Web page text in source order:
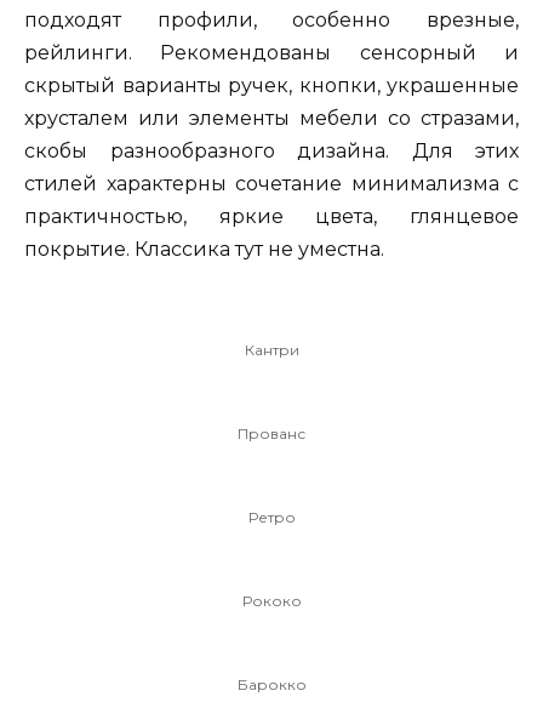
подходят профили, особенно врезные,
рейлинги. Рекомендованы сенсорный и
скрытый варианты ручек, кнопки, украшенные
хрусталем или элементы мебели со стразами,
скобы разнообразного дизайна. Для этих
стилей характерны сочетание минимализма с
практичностью, яркие цвета, глянцевое
покрытие. Классика тут не уместна.
Кантри
Прованс
Ретро
Рококо
Барокко